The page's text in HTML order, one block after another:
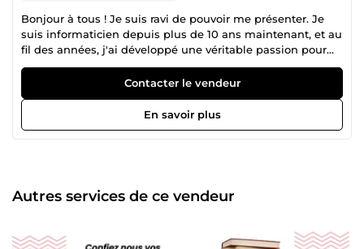
Bonjour à tous ! Je suis ravi de pouvoir me présenter. Je
suis informaticien depuis plus de 10 ans maintenant, et au
fil des années, j'ai développé une véritable passion pour
l'exploration et la maîtrise des outils numériques. Ce qui
me motive, c'est de pouvoir transformer des idées en
réalité grâce à la technologie. Mon expertise couvre un
large éventail de domaines. Je suis particulièrement à
l'aise avec la suite Microsoft Office, où j'aide les utilisateurs
maîtrise approfondie de logiciels tels que Photoshop et
InDesign. J'aime créer des visuels percutants qui captivent
enfin, je suis passionné par le montage vidéo. J'apprécie
Contacter le vendeur
En savoir plus
Autres services de ce vendeur